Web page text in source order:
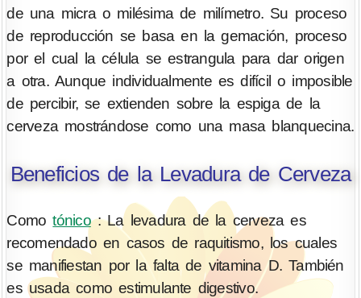
de una micra o milésima de milímetro. Su proceso
de reproducción se basa en la gemación, proceso
por el cual la célula se estrangula para dar origen
a otra. Aunque individualmente es difícil o imposible
de percibir, se extienden sobre la espiga de la
cerveza mostrándose como una masa blanquecina.
Beneficios de la Levadura de Cerveza
Comotónico: La levadura de la cerveza es
recomendado en casos de raquitismo, los cuales
se manifiestan por la falta de vitamina D. También
es usada como estimulante digestivo.